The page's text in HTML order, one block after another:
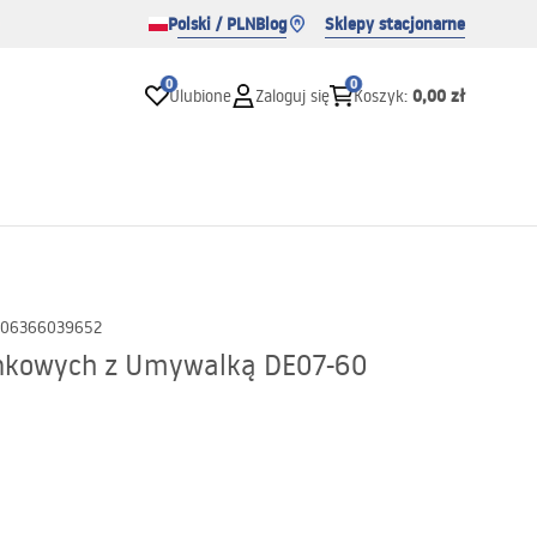
Polski / PLNBlog Sklepy stacjonarne
0
Ulubione Zaloguj się
0
Koszyk: 0,00 zł
z Umywalką DE07-60